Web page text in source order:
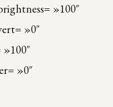
»100″
»0″
»0″